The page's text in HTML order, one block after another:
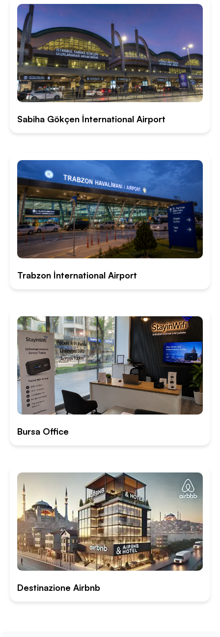
Sabiha Gökçen İnternational Airport
Trabzon İnternational Airport
Bursa Office
Destinazione Airbnb